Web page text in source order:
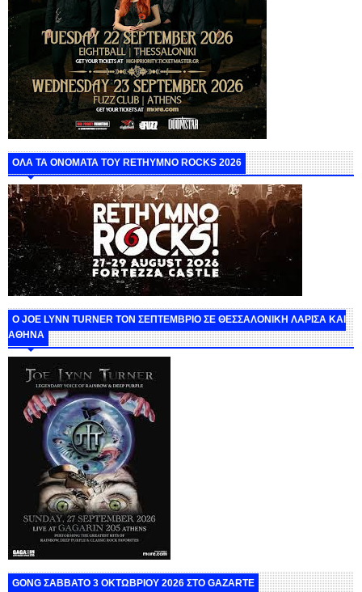
ΟΛΑ ΤΑ ΟΝΟΜΑΤΑ ΤΟΥ RETHYMNO ROCKS 2026
O JOE LYNN TURNER ΤΟΝ ΣΕΠΤΕΜΒΡΙΟ ΣΕ ΘΕΣΣΑΛΟΝΙΚΗ ΛΑΡΙΣΑ ΚΑΙ
ΑΘΗΝΑ
GONG ΣΑΒΒΑΤΟ 3 ΟΚΤΩΒΡΙΟΥ 2026 ΣΤΟ GAZARTE